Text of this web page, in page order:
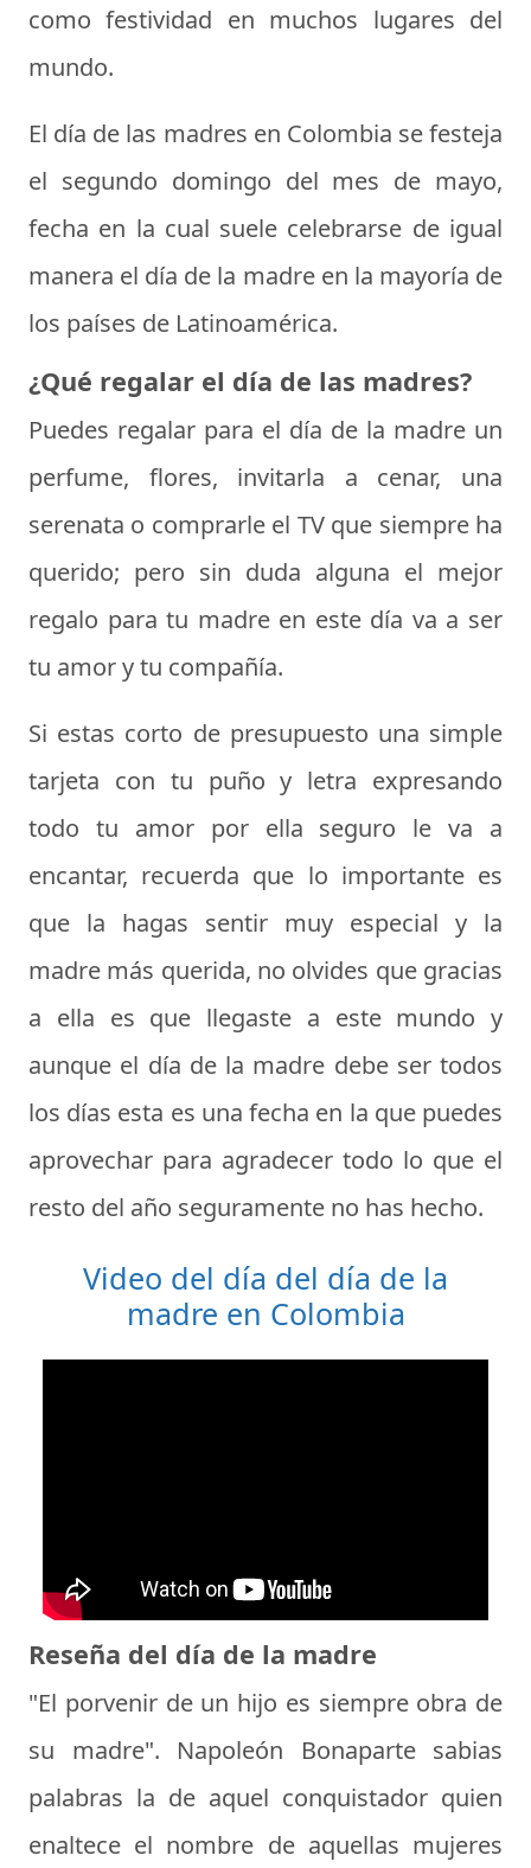
como festividad en muchos lugares del
mundo.
El día de las madres en Colombia se festeja
el segundo domingo del mes de mayo,
fecha en la cual suele celebrarse de igual
manera el día de la madre en la mayoría de
los países de Latinoamérica.
¿Qué regalar el día de las madres?
Puedes regalar para el día de la madre un
perfume, flores, invitarla a cenar, una
serenata o comprarle el TV que siempre ha
querido; pero sin duda alguna el mejor
regalo para tu madre en este día va a ser
tu amor y tu compañía.
Si estas corto de presupuesto una simple
tarjeta con tu puño y letra expresando
todo tu amor por ella seguro le va a
encantar, recuerda que lo importante es
que la hagas sentir muy especial y la
madre más querida, no olvides que gracias
a ella es que llegaste a este mundo y
aunque el día de la madre debe ser todos
los días esta es una fecha en la que puedes
aprovechar para agradecer todo lo que el
resto del año seguramente no has hecho.
Video del día del día de la
madre en Colombia
Reseña del día de la madre
"El porvenir de un hijo es siempre obra de
su madre". Napoleón Bonaparte sabias
palabras la de aquel conquistador quien
enaltece el nombre de aquellas mujeres